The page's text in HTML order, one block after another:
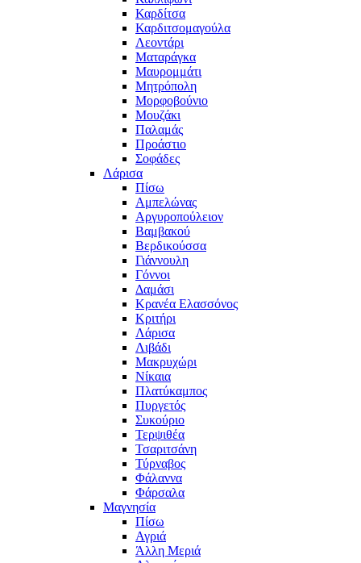
Καρδίτσα
Καρδιτσομαγούλα
Λεοντάρι
Ματαράγκα
Μαυρομμάτι
Μητρόπολη
Μορφοβούνιο
Μουζάκι
Παλαμάς
Προάστιο
Σοφάδες
Λάρισα
Πίσω
Αμπελώνας
Αργυροπούλειον
Βαμβακού
Βερδικούσσα
Γιάννουλη
Γόννοι
Δαμάσι
Κρανέα Ελασσόνος
Κριτήρι
Λάρισα
Λιβάδι
Μακρυχώρι
Νίκαια
Πλατύκαμπος
Πυργετός
Συκούριο
Τερψιθέα
Τσαριτσάνη
Τύρναβος
Φάλαννα
Φάρσαλα
Μαγνησία
Πίσω
Αγριά
Άλλη Μεριά